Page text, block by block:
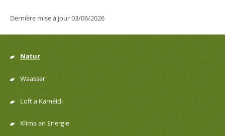
Dernière mise à jour03/06/2026
Menu
de
navigation
Natur
Waasser
Loft a Kaméidi
Klima an Energie